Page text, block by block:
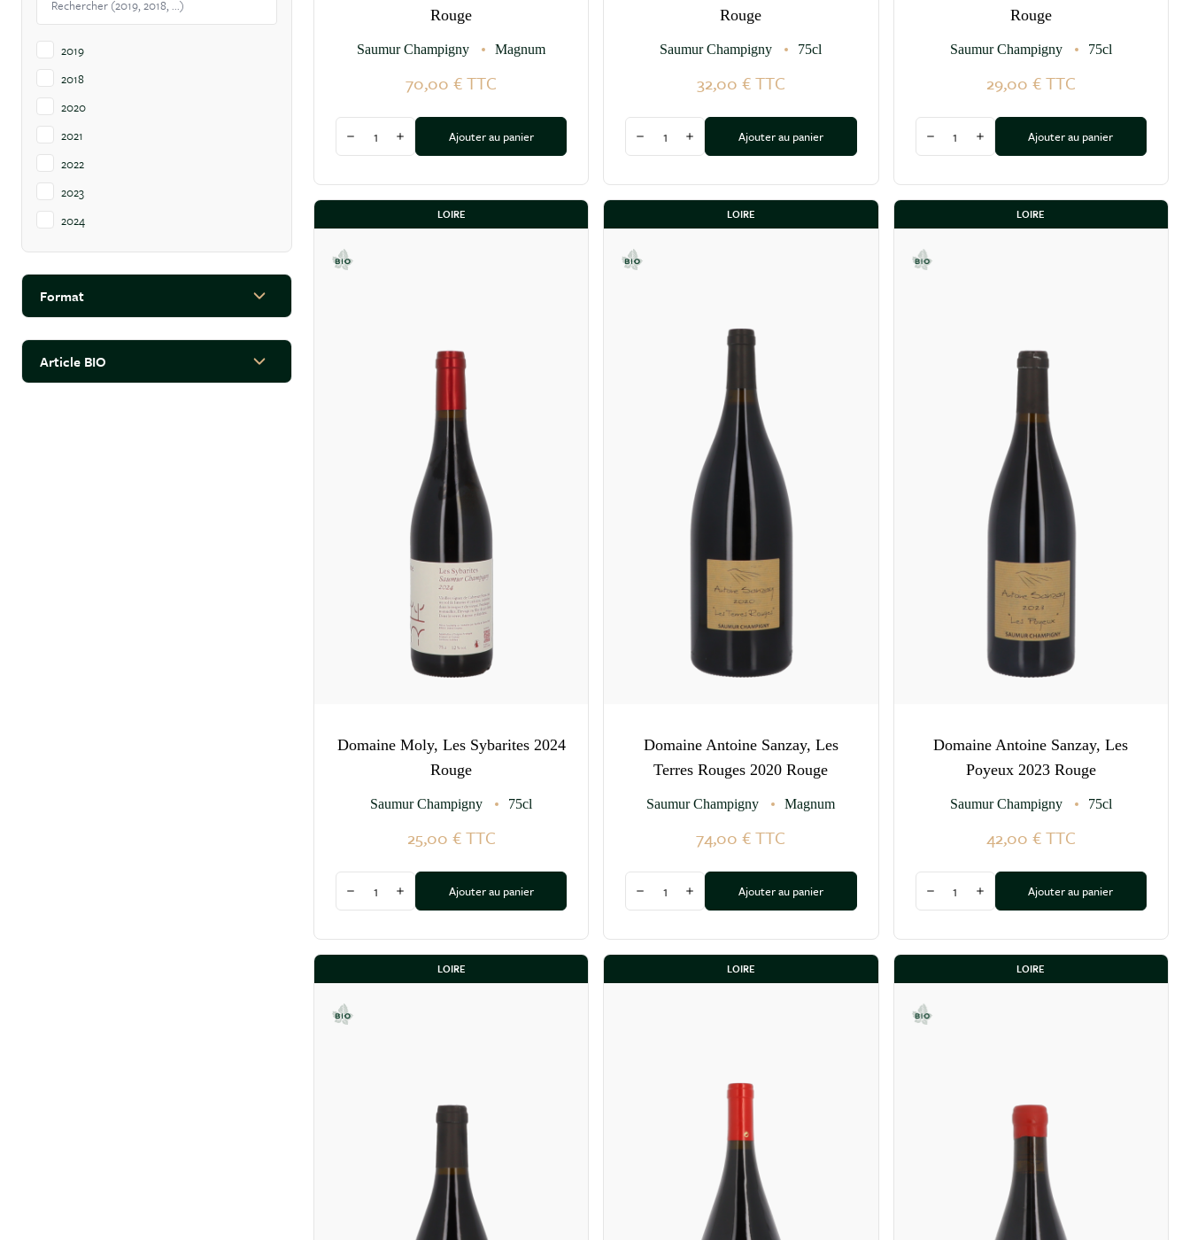
2019
2018
2020
2021
2022
2023
2024
Format
filter
Article BIO
filter
Rouge
Saumur Champigny Magnum
70,00 €TTC
Diminuer la quantité
Augmenter la quantité
Ajouter au panier
Rouge
Saumur Champigny 75cl
32,00 €TTC
Diminuer la quantité
Augmenter la quantité
Ajouter au panier
Rouge
Saumur Champigny 75cl
29,00 €TTC
Diminuer la quantité
Augmenter la quantité
Ajouter au panier
LOIRE
Domaine Moly, Les Sybarites 2024
Rouge
Saumur Champigny 75cl
25,00 €TTC
Diminuer la quantité
Augmenter la quantité
Ajouter au panier
LOIRE
Domaine Antoine Sanzay, Les
Terres Rouges 2020 Rouge
Saumur Champigny Magnum
74,00 € TTC
Diminuer la quantité
Augmenter la quantité
Ajouter au panier
LOIRE
Domaine Antoine Sanzay, Les
Poyeux 2023 Rouge
Saumur Champigny 75cl
42,00 €TTC
Diminuer la quantité
Augmenter la quantité
Ajouter au panier
LOIRE LOIRE LOIRE